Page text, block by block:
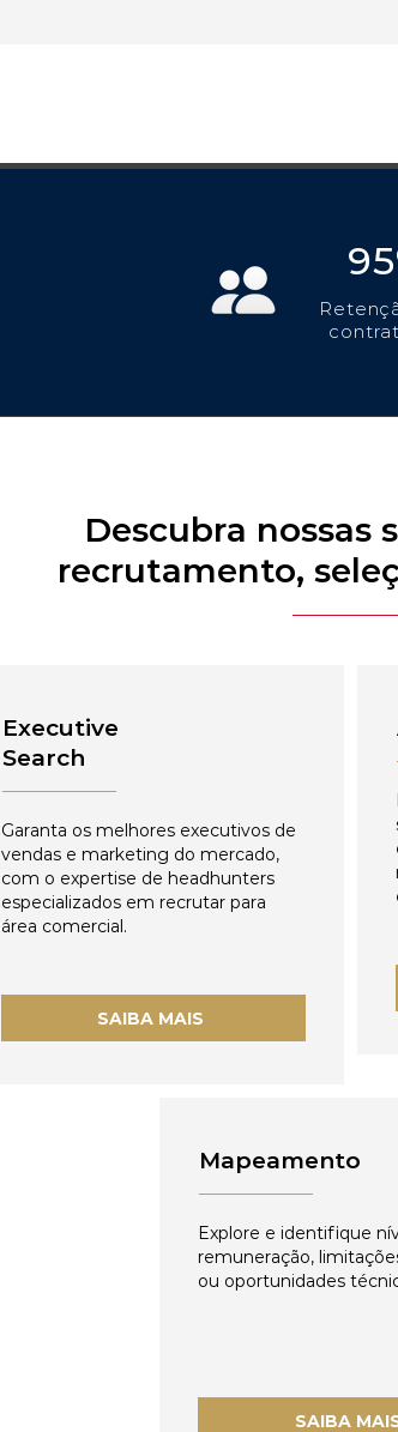
Descubra nossas
recrutamento,
Executive
Search
Garanta os melhores executivos de
vendas e marketing do mercado,
com o expertise de headhunters
especializados em recrutar para
área comercial.
SAIBA MAIS
Mapeamento
Explore e identifique
remuneração,
ou oportunidades
SAIBA